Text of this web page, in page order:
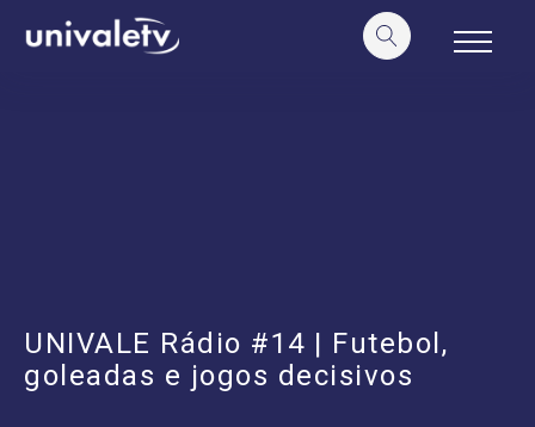
conteúdo
UNIVALE Rádio #14 | Futebol,
goleadas e jogos decisivos